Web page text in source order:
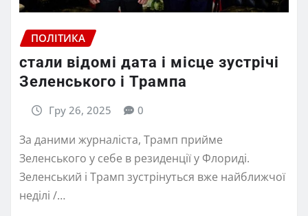
ПОЛІТИКА
стали відомі дата і місце зустрічі
Зеленського і Трампа
Гру 26, 2025 0
За даними журналіста, Трамп прийме
Зеленського у себе в резиденції у Флориді.
Зеленський і Трамп зустрінуться вже найближчої
неділі /…